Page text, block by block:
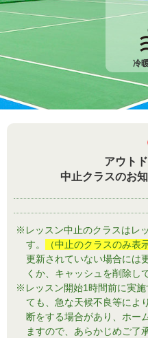
冷
アウト
中止クラスのお
※レッスン中止のクラスはレ
す。
（中止のクラスのみ表
更新されていない場合には
くか、キャッシュを削除し
※レッスン開始1時間前に実
ても、急な天候不良等によ
断をする場合があり、ホー
ますので、あらかじめご了